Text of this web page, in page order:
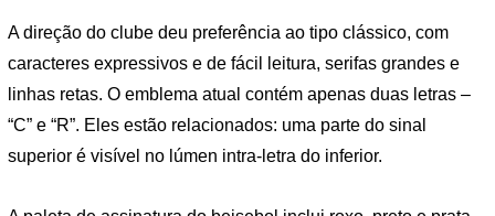
A direção do clube deu preferência ao tipo clássico, com
caracteres expressivos e de fácil leitura, serifas grandes e
linhas retas. O emblema atual contém apenas duas letras –
“C” e “R”. Eles estão relacionados: uma parte do sinal
superior é visível no lúmen intra-letra do inferior.